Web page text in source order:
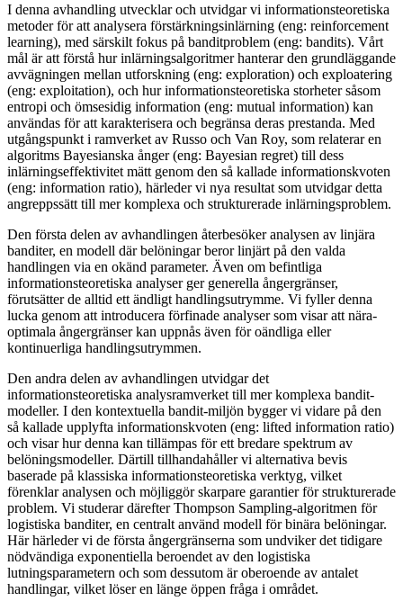
I denna avhandling utvecklar och utvidgar vi informationsteoretiska
metoder för att analysera förstärkningsinlärning (eng: reinforcement
learning), med särskilt fokus på banditproblem (eng: bandits). Vårt
mål är att förstå hur inlärningsalgoritmer hanterar den grundläggande
avvägningen mellan utforskning (eng: exploration) och exploatering
(eng: exploitation), och hur informationsteoretiska storheter såsom
entropi och ömsesidig information (eng: mutual information) kan
användas för att karakterisera och begränsa deras prestanda. Med
utgångspunkt i ramverket av Russo och Van Roy, som relaterar en
algoritms Bayesianska ånger (eng: Bayesian regret) till dess
inlärningseffektivitet mätt genom den så kallade informationskvoten
(eng: information ratio), härleder vi nya resultat som utvidgar detta
angreppssätt till mer komplexa och strukturerade inlärningsproblem.
Den första delen av avhandlingen återbesöker analysen av linjära
banditer, en modell där belöningar beror linjärt på den valda
handlingen via en okänd parameter. Även om befintliga
informationsteoretiska analyser ger generella ångergränser,
förutsätter de alltid ett ändligt handlingsutrymme. Vi fyller denna
lucka genom att introducera förfinade analyser som visar att nära-
optimala ångergränser kan uppnås även för oändliga eller
kontinuerliga handlingsutrymmen.
Den andra delen av avhandlingen utvidgar det
informationsteoretiska analysramverket till mer komplexa bandit-
modeller. I den kontextuella bandit-miljön bygger vi vidare på den
så kallade upplyfta informationskvoten (eng: lifted information ratio)
och visar hur denna kan tillämpas för ett bredare spektrum av
belöningsmodeller. Därtill tillhandahåller vi alternativa bevis
baserade på klassiska informationsteoretiska verktyg, vilket
förenklar analysen och möjliggör skarpare garantier för strukturerade
problem. Vi studerar därefter Thompson Sampling-algoritmen för
logistiska banditer, en centralt använd modell för binära belöningar.
Här härleder vi de första ångergränserna som undviker det tidigare
nödvändiga exponentiella beroendet av den logistiska
lutningsparametern och som dessutom är oberoende av antalet
handlingar, vilket löser en länge öppen fråga i området.